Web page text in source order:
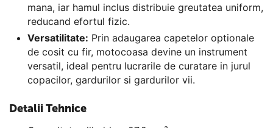
mana, iar hamul inclus distribuie greutatea uniform,
reducand efortul fizic.
Versatilitate: Prin adaugarea capetelor optionale
de cosit cu fir, motocoasa devine un instrument
versatil, ideal pentru lucrarile de curatare in jurul
copacilor, gardurilor si gardurilor vii.
Detalii Tehnice